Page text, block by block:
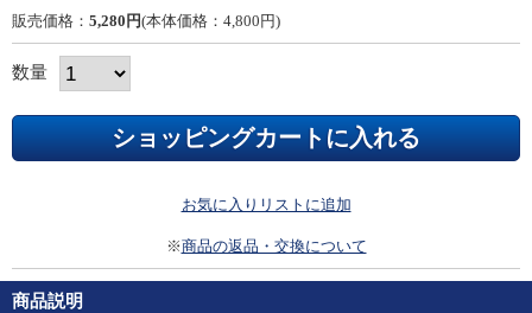
販売価格： 5,280円(本体価格：4,800円)
数量
お気に入りリストに追加
※商品の返品・交換について
商品説明